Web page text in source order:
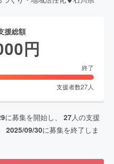
援総額
円
終了
支援者数27人
に募集を開始し、 27人の支援
2025/09/30に募集を終了しま